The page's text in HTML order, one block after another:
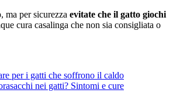
ma per sicurezza evitate che il gatto giochi
cura casalinga che non sia consigliata o
per i gatti che soffrono il caldo
nei gatti? Sintomi e cure